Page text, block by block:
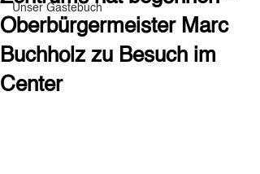
Unser Gästebuch
Oberbürgermeister Marc
Buchholz zu Besuch im
Center